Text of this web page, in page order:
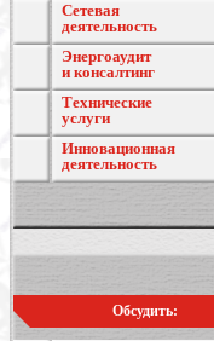
Сетевая
деятельность
Энергоаудит
и консалтинг
Технические
услуги
Инновационная
деятельность
Обсудить: